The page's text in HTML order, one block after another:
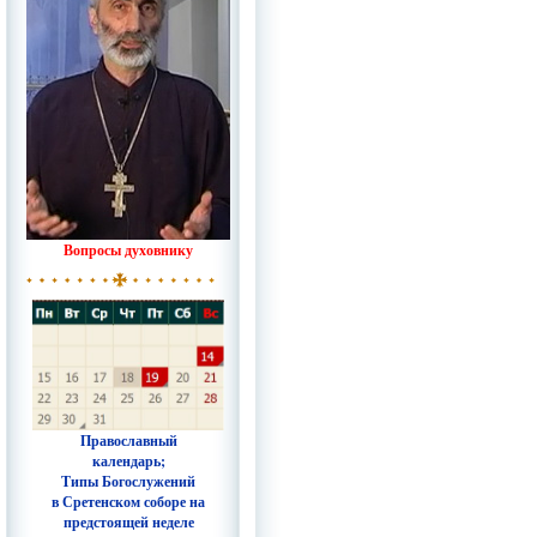
Вопросы духовнику
Православный
календарь;
Типы Богослужений
в Сретенском соборе на
предстоящей неделе